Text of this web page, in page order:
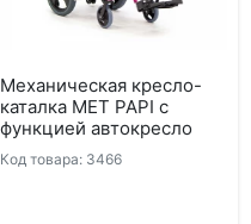
Механическая кресло-
каталка МЕТ PAPI с
функцией автокресло
Код товара: 3466